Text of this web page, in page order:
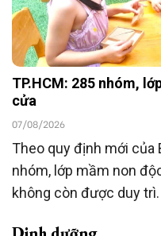
TP.HCM: 285 nhóm,
cửa
07/08/2026
Theo quy định mới của
nhóm, lớp mầm non
không còn được duy